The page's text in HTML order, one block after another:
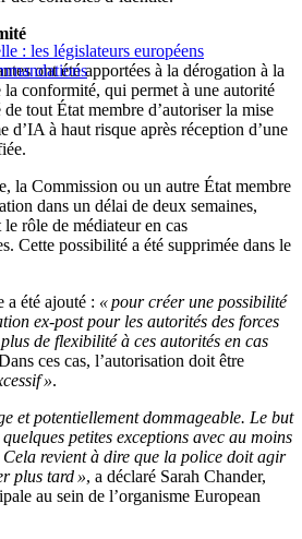
: les législateurs européens
ont été apportées à la dérogation à la
la conformité, qui permet à une autorité
tout État membre d’autoriser la mise
d’IA à haut risque après réception d’une
la Commission ou un autre État membre
dans un délai de deux semaines,
rôle de médiateur en cas
Cette possibilité a été supprimée dans le
a été ajouté : « pour créer une possibilité
ex-post pour les autorités des forces
de flexibilité à ces autorités en cas
ces cas, l’autorisation doit être
».
et potentiellement dommageable. Le but
petites exceptions avec au moins
revient à dire que la police doit agir
plus tard », a déclaré Sarah Chander,
au sein de l’organisme European